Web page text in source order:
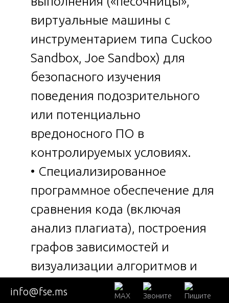
виртуальные машины с
инструментарием типа Cuckoo
Sandbox, Joe Sandbox) для
безопасного изучения
поведения подозрительного
или потенциально
вредоносного ПО в
контролируемых условиях.
• Специализированное
программное обеспечение для
сравнения кода (включая
анализ плагиата), построения
графов зависимостей и
визуализации алгоритмов и
архитектурных решений.
info@fse.ms